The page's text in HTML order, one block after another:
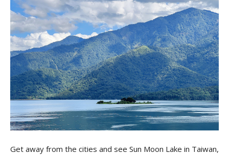
Get away from the cities and see Sun Moon Lake in Taiwan,